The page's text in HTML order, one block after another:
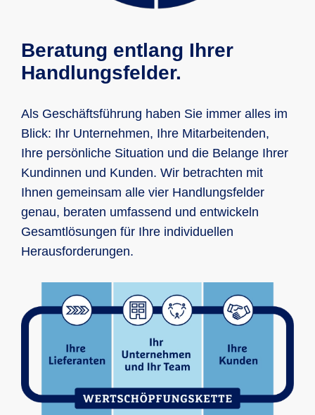
Beratung entlang Ihrer
Handlungsfelder.
Als Geschäftsführung haben Sie immer alles im
Blick: Ihr Unternehmen, Ihre Mitarbeitenden,
Ihre persönliche Situation und die Belange Ihrer
Kundinnen und Kunden. Wir betrachten mit
Ihnen gemeinsam alle vier Handlungsfelder
genau, beraten umfassend und entwickeln
Gesamtlösungen für Ihre individuellen
Herausforderungen.